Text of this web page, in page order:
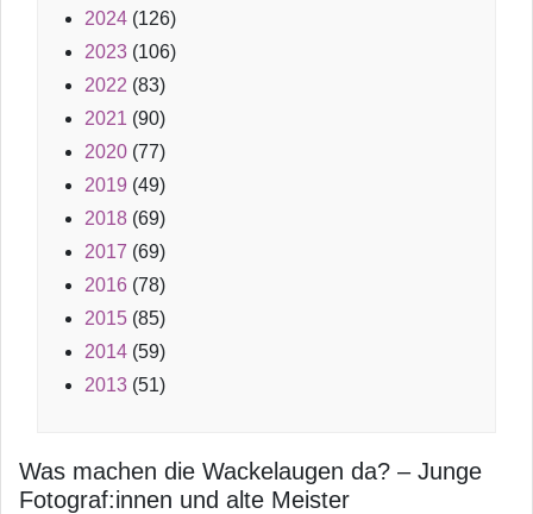
2024 (126)
2023 (106)
2022 (83)
2021 (90)
2020 (77)
2019 (49)
2018 (69)
2017 (69)
2016 (78)
2015 (85)
2014 (59)
2013 (51)
Was machen die Wackelaugen da? – Junge
Fotograf:innen und alte Meister